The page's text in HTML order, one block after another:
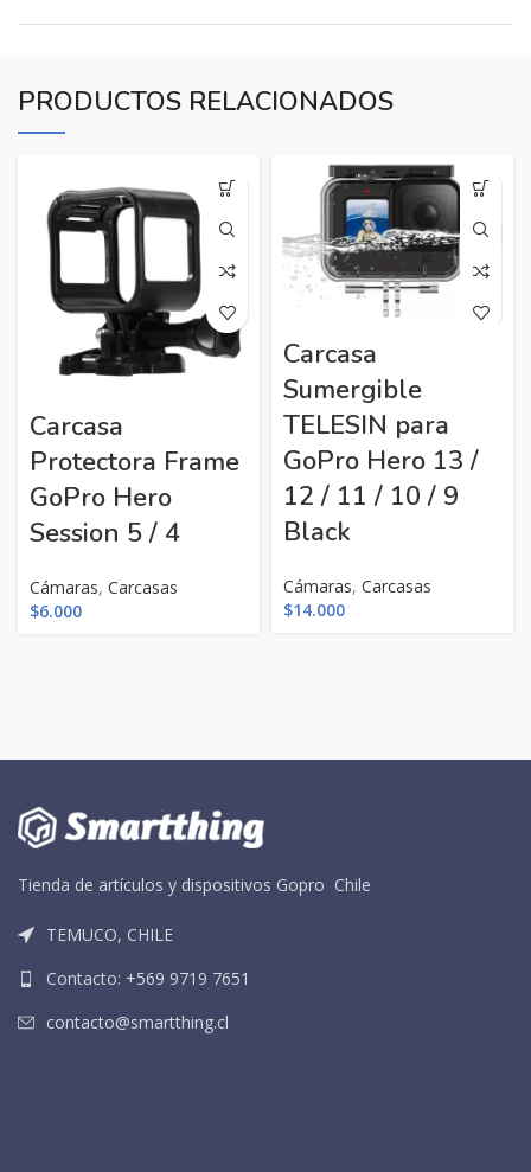
PRODUCTOS RELACIONADOS
Carcasa
Protectora Frame
GoPro Hero
Session 5 / 4
Cámaras, Carcasas
$6.000
Carcasa
Sumergible
TELESIN para
GoPro Hero 13 /
12 / 11 / 10 / 9
Black
Cámaras, Carcasas
$14.000
Tienda de artículos y dispositivos Gopro Chile
TEMUCO, CHILE
Contacto: +569 9719 7651
contacto@smartthing.cl